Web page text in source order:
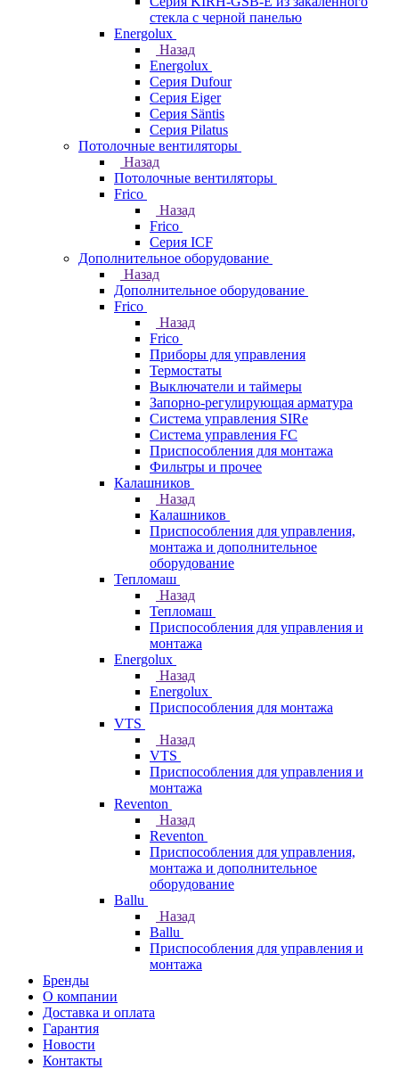
стекла с черной панелью
Energolux
Назад
Energolux
Серия Dufour
Серия Eiger
Серия Säntis
Серия Pilatus
Потолочные вентиляторы
Назад
Потолочные вентиляторы
Frico
Назад
Frico
Серия ICF
Дополнительное оборудование
Назад
Дополнительное оборудование
Frico
Назад
Frico
Приборы для управления
Термостаты
Выключатели и таймеры
Запорно-регулирующая арматура
Система управления SIRe
Система управления FC
Приспособления для монтажа
Фильтры и прочее
Калашников
Назад
Калашников
Приспособления для управления,
монтажа и дополнительное
оборудование
Тепломаш
Назад
Тепломаш
Приспособления для управления и
монтажа
Energolux
Назад
Energolux
Приспособления для монтажа
VTS
Назад
VTS
Приспособления для управления и
монтажа
Reventon
Назад
Reventon
Приспособления для управления,
монтажа и дополнительное
оборудование
Ballu
Назад
Ballu
Приспособления для управления и
монтажа
Бренды
О компании
Доставка и оплата
Гарантия
Новости
Контакты